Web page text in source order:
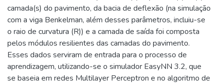
camada(s) do pavimento, da bacia de deflexão (na simulação
com a viga Benkelman, além desses parâmetros, incluiu-se
o raio de curvatura (R)) e a camada de saída foi composta
pelos módulos resilientes das camadas do pavimento.
Esses dados serviram de entrada para o processo de
aprendizagem, utilizando-se o simulador EasyNN 3.2, que
se baseia em redes Multilayer Perceptron e no algoritmo de